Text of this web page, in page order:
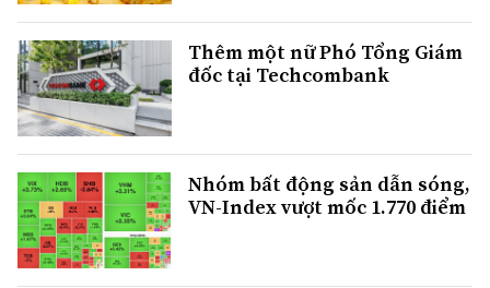
Thêm một nữ Phó Tổng Giám
đốc tại Techcombank
Nhóm bất động sản dẫn sóng,
VN-Index vượt mốc 1.770 điểm